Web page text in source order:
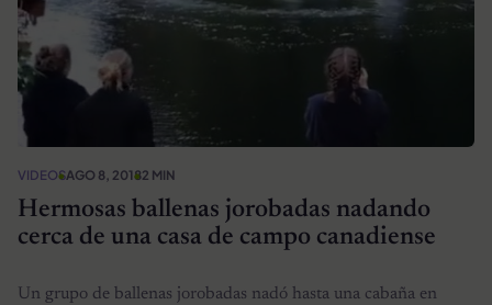
VIDEOSAGO 8, 20182 MIN
Hermosas ballenas jorobadas nadando
cerca de una casa de campo canadiense
Un grupo de ballenas jorobadas nadó hasta una cabaña en